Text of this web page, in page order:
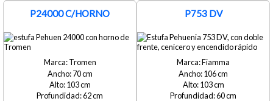
P24000 C/HORNO
Tromen
70
103
62
P753 DV
Fiamma
106
103
60